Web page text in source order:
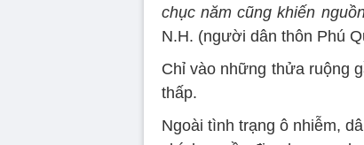
chục năm cũng khiến
N.H. (người dân thôn Phú
Chỉ vào những thửa ruộng
thấp.
Ngoài tình trạng ô nhiễm,